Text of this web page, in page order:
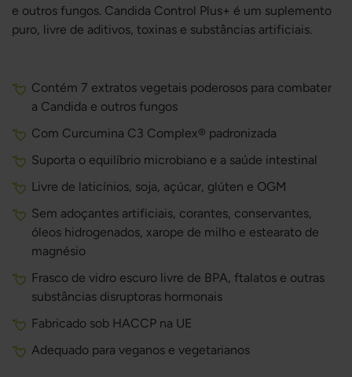
e outros fungos. Candida Control Plus+ é um suplemento
puro, livre de aditivos, toxinas e substâncias artificiais.
Contém 7 extratos vegetais poderosos para combater
a Candida e outros fungos
Com Curcumina C3 Complex® padronizada
Suporta o equilíbrio microbiano e a saúde intestinal
Livre de laticínios, soja, açúcar, glúten e OGM
Sem adoçantes artificiais, corantes, conservantes,
óleos hidrogenados, xarope de milho e estearato de
magnésio
Frasco de vidro escuro livre de BPA, ftalatos e outras
substâncias disruptoras hormonais
Fabricado sob HACCP na UE
Adequado para veganos e vegetarianos